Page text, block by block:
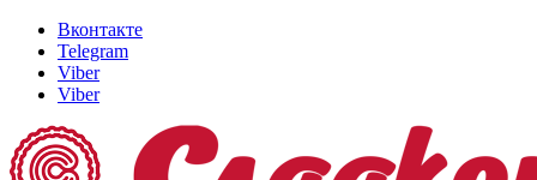
Вконтакте
Telegram
Viber
Viber